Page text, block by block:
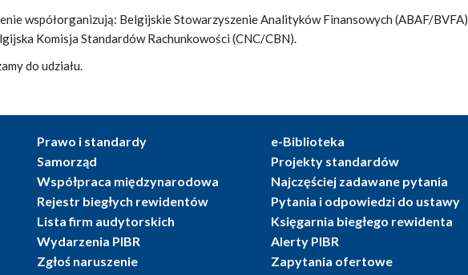
współorganizują: Belgijskie Stowarzyszenie Analityków Finansowych (ABAF/BVFA)
Komisja Standardów Rachunkowości (CNC/CBN).
do udziału.
Prawo i standardy
Samorząd
Współpraca międzynarodowa
Rejestr biegłych rewidentów
Lista firm audytorskich
Wydarzenia PIBR
Zgłoś naruszenie
e-Biblioteka
Projekty standardów
Najczęściej zadawane pytania
Pytania i odpowiedzi do ustawy
Księgarnia biegłego rewidenta
Alerty PIBR
Zapytania ofertowe